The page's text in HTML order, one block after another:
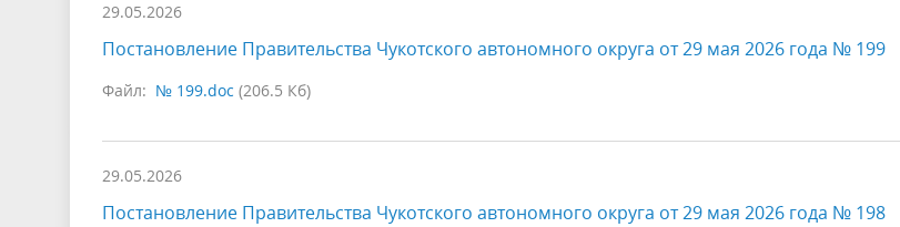
29.05.2026
Постановление Правительства Чукотского автономного округа от 29 мая 2026 года № 199
Файл: № 199.doc (206.5 Кб)
29.05.2026
Постановление Правительства Чукотского автономного округа от 29 мая 2026 года № 198